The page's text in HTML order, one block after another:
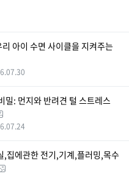
아이 수면 사이클을 지켜주는
밀: 먼지와 반려견 털 스트레스
집에관한 전기,기계,플러밍,목수